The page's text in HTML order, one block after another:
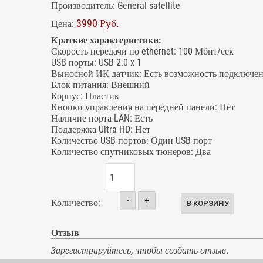
Производитель: General satellite
Цена: 3990 Руб.
Краткие характеристики:
Скорость передачи по ethernet: 100 Мбит/сек
USB порты: USB 2.0 x 1
Выносной ИК датчик: Есть возможность
Блок питания: Внешний
Корпус: Пластик
Кнопки управления на передней панели: Нет
Наличие порта LAN: Есть
Поддержка Ultra HD: Нет
Количество USB портов: Один USB порт
Количество спутниковых тюнеров: Два
Количество: - +
Отзыв
Зарегистрируйтесь, чтобы создать отзыв.